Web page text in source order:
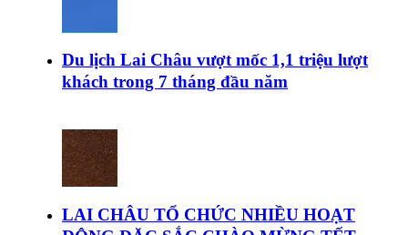
Du lịch Lai Châu vượt mốc 1,1 triệu lượt
khách trong 7 tháng đầu năm
LAI CHÂU TỔ CHỨC NHIỀU HOẠT